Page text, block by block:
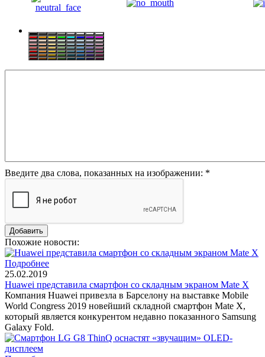
Введите два слова, показанных на изображении: *
Похожие новости:
Подробнее
25.02.2019
Huawei представила смартфон со складным экраном Mate X
Компания Huawei привезла в Барселону на выставке Mobile
World Congress 2019 новейший складной смартфон Mate X,
который является конкурентом недавно показанного Samsung
Galaxy Fold.